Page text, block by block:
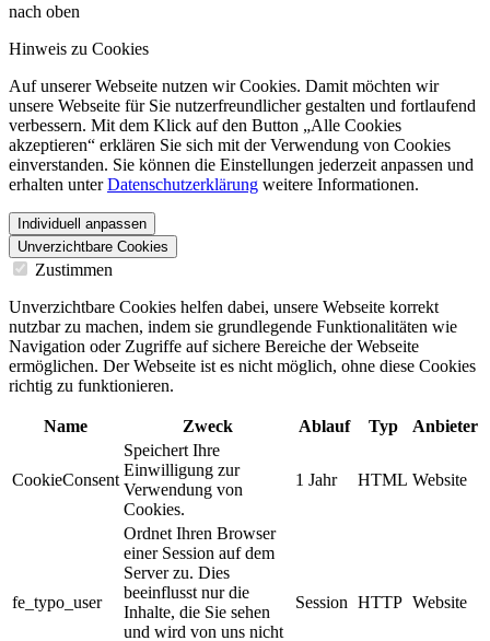
nach oben
Hinweis zu Cookies
Auf unserer Webseite nutzen wir Cookies. Damit möchten wir
unsere Webseite für Sie nutzerfreundlicher gestalten und fortlaufend
verbessern. Mit dem Klick auf den Button „Alle Cookies
akzeptieren“ erklären Sie sich mit der Verwendung von Cookies
einverstanden. Sie können die Einstellungen jederzeit anpassen und
erhalten unterDatenschutzerklärung weitere Informationen.
Individuell anpassen
Unverzichtbare Cookies
Zustimmen
Unverzichtbare Cookies helfen dabei, unsere Webseite korrekt
nutzbar zu machen, indem sie grundlegende Funktionalitäten wie
Navigation oder Zugriffe auf sichere Bereiche der Webseite
ermöglichen. Der Webseite ist es nicht möglich, ohne diese Cookies
richtig zu funktionieren.
Name Zweck Ablauf Typ Anbieter
CookieConsent
Speichert Ihre
Einwilligung zur
Verwendung von
Cookies.
1 Jahr HTML Website
fe_typo_user
Ordnet Ihren Browser
einer Session auf dem
Server zu. Dies
beeinflusst nur die
Inhalte, die Sie sehen
und wird von uns nicht
Session HTTP Website